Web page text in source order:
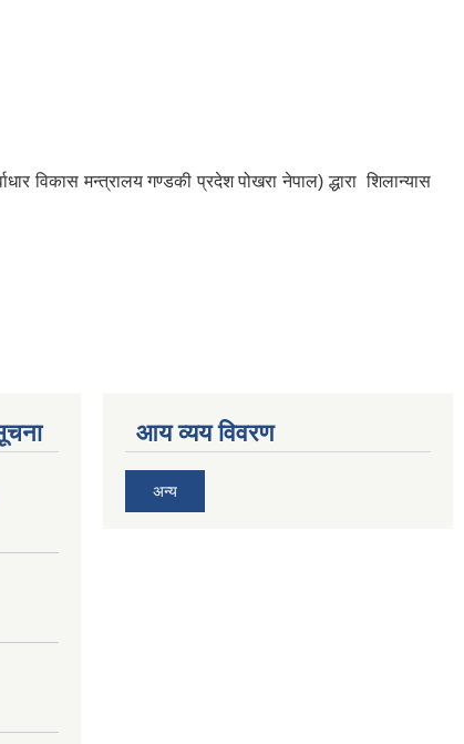
विकास मन्त्रालय गण्डकी प्रदेश पोखरा नेपाल) द्धारा शिलान्यास
आय व्यय विवरण
अन्य